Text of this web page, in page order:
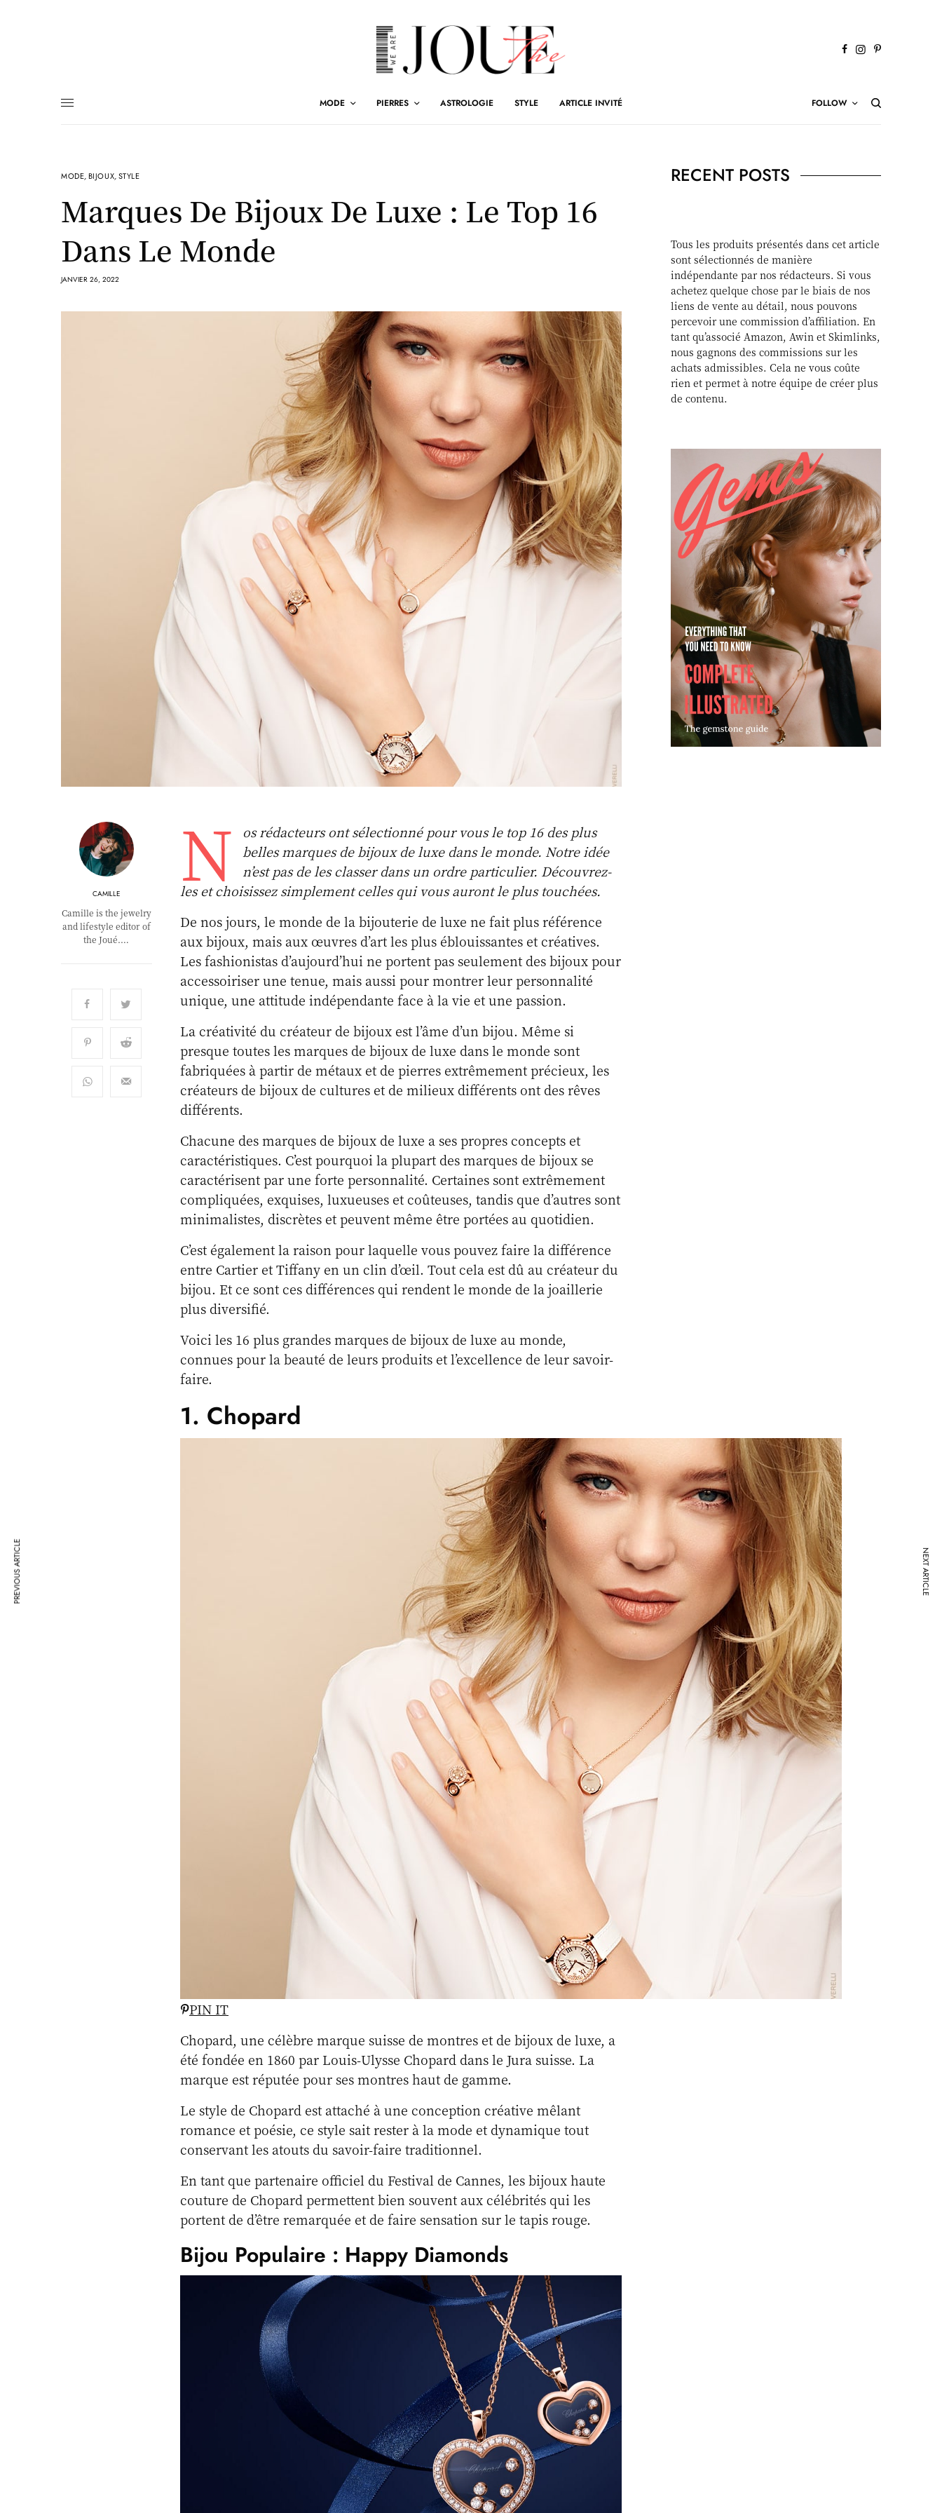
MODE PIERRES ASTROLOGIE STYLE ARTICLE INVITÉ FOLLOW
MODE,BIJOUX,STYLE
Marques De Bijoux De Luxe : Le Top 16
Dans Le Monde
JANVIER 26, 2022
CAMILLE
Camille is the jewelry
and lifestyle editor of
the Joué.…
N
os rédacteurs ont sélectionné pour vous le top 16 des plus
belles marques de bijoux de luxe dans le monde. Notre idée
n’est pas de les classer dans un ordre particulier. Découvrez-
les et choisissez simplement celles qui vous auront le plus touchées.
De nos jours, le monde de la bijouterie de luxe ne fait plus référence
aux bijoux, mais aux œuvres d’art les plus éblouissantes et créatives.
Les fashionistas d’aujourd’hui ne portent pas seulement des bijoux pour
accessoiriser une tenue, mais aussi pour montrer leur personnalité
unique, une attitude indépendante face à la vie et une passion.
La créativité du créateur de bijoux est l’âme d’un bijou. Même si
presque toutes les marques de bijoux de luxe dans le monde sont
fabriquées à partir de métaux et de pierres extrêmement précieux, les
créateurs de bijoux de cultures et de milieux différents ont des rêves
différents.
Chacune des marques de bijoux de luxe a ses propres concepts et
caractéristiques. C’est pourquoi la plupart des marques de bijoux se
caractérisent par une forte personnalité. Certaines sont extrêmement
compliquées, exquises, luxueuses et coûteuses, tandis que d’autres sont
minimalistes, discrètes et peuvent même être portées au quotidien.
C’est également la raison pour laquelle vous pouvez faire la différence
entre Cartier et Tiffany en un clin d’œil. Tout cela est dû au créateur du
bijou. Et ce sont ces différences qui rendent le monde de la joaillerie
plus diversifié.
Voici les 16 plus grandes marques de bijoux de luxe au monde,
connues pour la beauté de leurs produits et l’excellence de leur savoir-
faire.
1. Chopard
PIN IT
Chopard, une célèbre marque suisse de montres et de bijoux de luxe, a
été fondée en 1860 par Louis-Ulysse Chopard dans le Jura suisse. La
marque est réputée pour ses montres haut de gamme.
Le style de Chopard est attaché à une conception créative mêlant
romance et poésie, ce style sait rester à la mode et dynamique tout
conservant les atouts du savoir-faire traditionnel.
En tant que partenaire officiel du Festival de Cannes, les bijoux haute
couture de Chopard permettent bien souvent aux célébrités qui les
portent de d’être remarquée et de faire sensation sur le tapis rouge.
Bijou Populaire : Happy Diamonds
RECENT POSTS
Tous les produits présentés dans cet article
sont sélectionnés de manière
indépendante par nos rédacteurs. Si vous
achetez quelque chose par le biais de nos
liens de vente au détail, nous pouvons
percevoir une commission d’affiliation. En
tant qu’associé Amazon, Awin et Skimlinks,
nous gagnons des commissions sur les
achats admissibles. Cela ne vous coûte
rien et permet à notre équipe de créer plus
de contenu.
PREVIOUS ARTICLE NEXT ARTICLE